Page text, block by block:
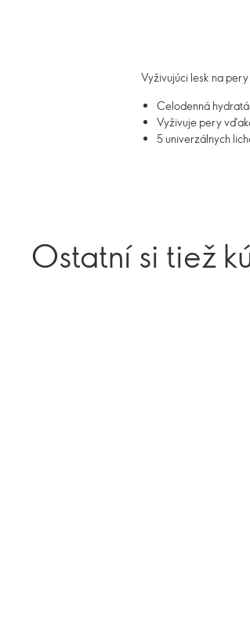
Vyživujúci lesk na
Celodenná
Vyživuje pery
5 univerzálnych
Ostatní si tiež